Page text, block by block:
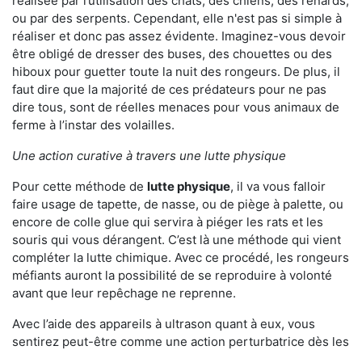
ou par des serpents. Cependant, elle n'est pas si simple à
réaliser et donc pas assez évidente. Imaginez-vous devoir
être obligé de dresser des buses, des chouettes ou des
hiboux pour guetter toute la nuit des rongeurs. De plus, il
faut dire que la majorité de ces prédateurs pour ne pas
dire tous, sont de réelles menaces pour vous animaux de
ferme à l’instar des volailles.
Une action curative à travers une lutte physique
Pour cette méthode de lutte physique, il va vous falloir
faire usage de tapette, de nasse, ou de piège à palette, ou
encore de colle glue qui servira à piéger les rats et les
souris qui vous dérangent. C’est là une méthode qui vient
compléter la lutte chimique. Avec ce procédé, les rongeurs
méfiants auront la possibilité de se reproduire à volonté
avant que leur repêchage ne reprenne.
Avec l’aide des appareils à ultrason quant à eux, vous
sentirez peut-être comme une action perturbatrice dès les